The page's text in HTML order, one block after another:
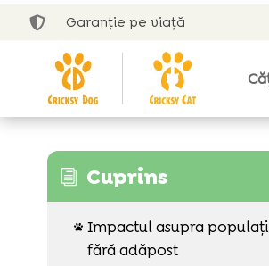
 Garanție pe viață
i Cuprins
 Impactul asupra
fără adăpost